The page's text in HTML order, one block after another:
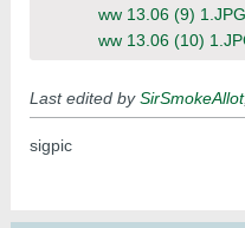
ww 13.06 (9) 1.JPG
ww 13.06 (10)
Last edited bySirSmokeAllot
sigpic